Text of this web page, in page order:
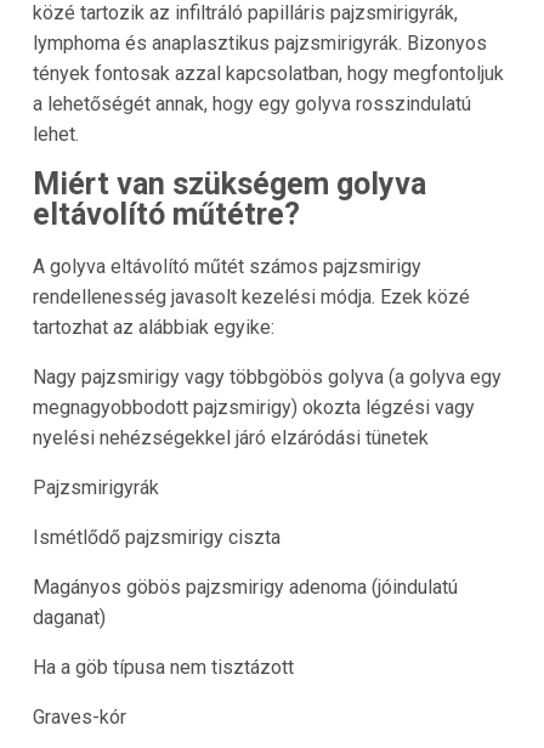
közé tartozik az infiltráló papilláris pajzsmirigyrák,
lymphoma és anaplasztikus pajzsmirigyrák. Bizonyos
tények fontosak azzal kapcsolatban, hogy megfontoljuk
a lehetőségét annak, hogy egy golyva rosszindulatú
lehet.
Miért van szükségem golyva
eltávolító műtétre?
A golyva eltávolító műtét számos pajzsmirigy
rendellenesség javasolt kezelési módja. Ezek közé
tartozhat az alábbiak egyike:
Nagy pajzsmirigy vagy többgöbös golyva (a golyva egy
megnagyobbodott pajzsmirigy) okozta légzési vagy
nyelési nehézségekkel járó elzáródási tünetek
Pajzsmirigyrák
Ismétlődő pajzsmirigy ciszta
Magányos göbös pajzsmirigy adenoma (jóindulatú
daganat)
Ha a göb típusa nem tisztázott
Graves-kór